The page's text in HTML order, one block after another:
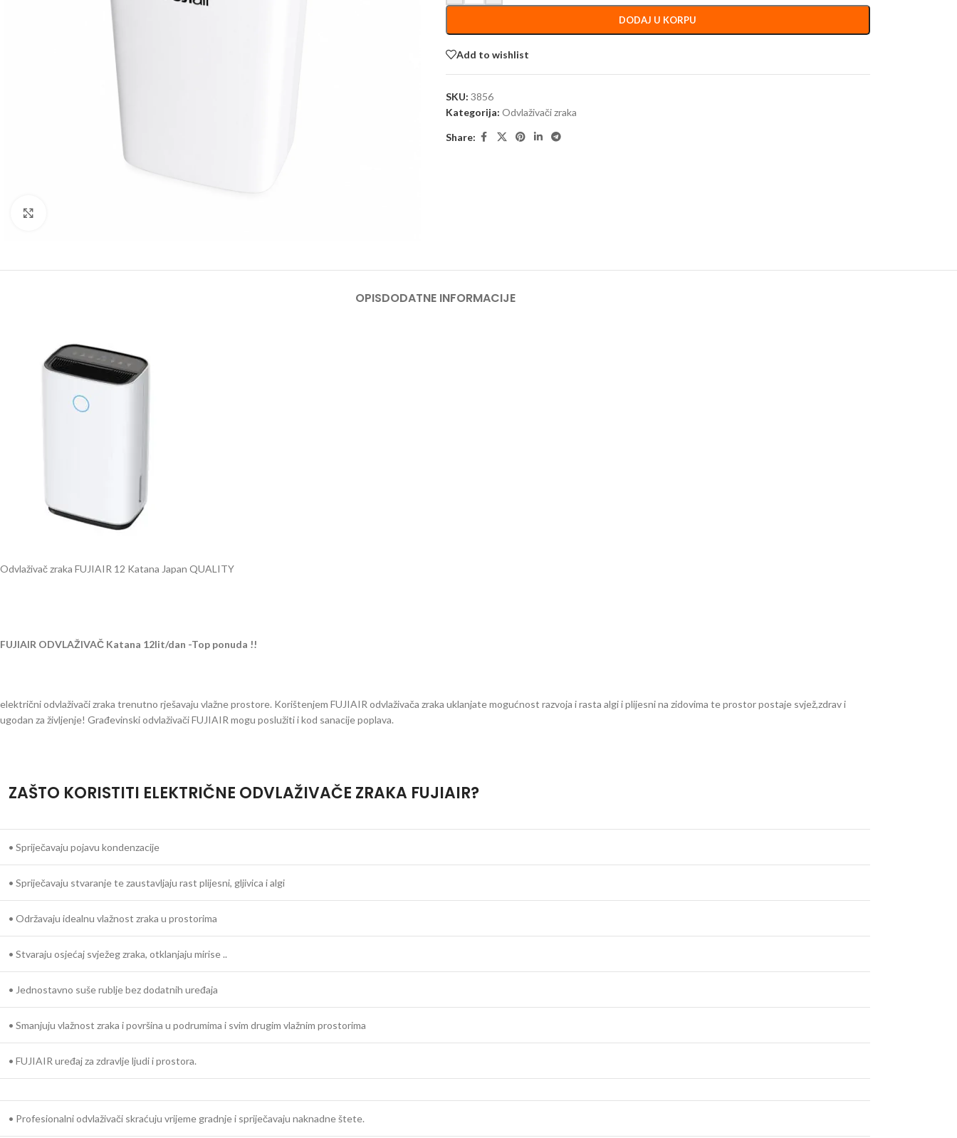
DODAJ U KORPU
Add to wishlist
SKU: 3856
Kategorija: Odvlaživači zraka
Share:
OPISDODATNE INFORMACIJE
Odvlaživač zraka FUJIAIR 12 Katana Japan QUALITY
FUJIAIR ODVLAŽIVAČ Katana 12lit/dan -Top ponuda !!
električni odvlaživači zraka trenutno rješavaju vlažne prostore. Korištenjem FUJIAIR odvlaživača zraka uklanjate mogućnost razvoja i rasta algi i plijesni na zidovima te prostor postaje svjež,zdrav i
ugodan za življenje! Građevinski odvlaživači FUJIAIR mogu poslužiti i kod sanacije poplava.
ZAŠTO KORISTITI ELEKTRIČNE ODVLAŽIVAČE ZRAKA FUJIAIR?
• Spriječavaju pojavu kondenzacije
• Spriječavaju stvaranje te zaustavljaju rast plijesni, gljivica i algi
• Održavaju idealnu vlažnost zraka u prostorima
• Stvaraju osjećaj svježeg zraka, otklanjaju mirise ..
• Jednostavno suše rublje bez dodatnih uređaja
• Smanjuju vlažnost zraka i površina u podrumima i svim drugim vlažnim prostorima
• FUJIAIR uređaj za zdravlje ljudi i prostora.
• Profesionalni odvlaživači skraćuju vrijeme gradnje i spriječavaju naknadne štete.